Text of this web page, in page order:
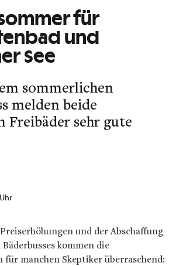
für
und
See
sommerlichen
melden beide
Freibäder sehr gute
und der Abschaffung
kommen die
für manchen Skeptiker überraschend: